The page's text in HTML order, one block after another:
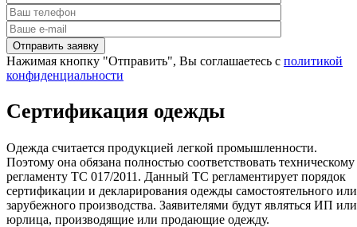
Нажимая кнопку "Отправить", Вы соглашаетесь с политикой
конфиденциальности
Сертификация одежды
Одежда считается продукцией легкой промышленности.
Поэтому она обязана полностью соответствовать техническому
регламенту ТС 017/2011. Данный ТС регламентирует порядок
сертификации и декларирования одежды самостоятельного или
зарубежного производства. Заявителями будут являться ИП или
юрлица, производящие или продающие одежду.